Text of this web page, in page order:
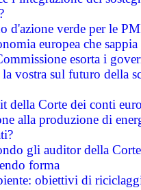
d'azione verde per le
europea che
esorta i
la vostra sul futuro della
della Corte dei conti
alla produzione di
gli auditor della
forma
obiettivi di